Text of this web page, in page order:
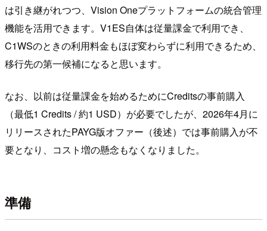
は引き継がれつつ、Vision Oneプラットフォームの統合管理
機能を活用できます。V1ES自体は従量課金で利用でき、
C1WSのときの利用料金もほぼ変わらずに利用できるため、
移行先の第一候補になると思います。
なお、以前は従量課金を始めるためにCreditsの事前購入
（最低1 Credits / 約1 USD）が必要でしたが、2026年4月に
リリースされたPAYG版オファー（後述）では事前購入が不
要となり、コスト増の懸念もなくなりました。
準備